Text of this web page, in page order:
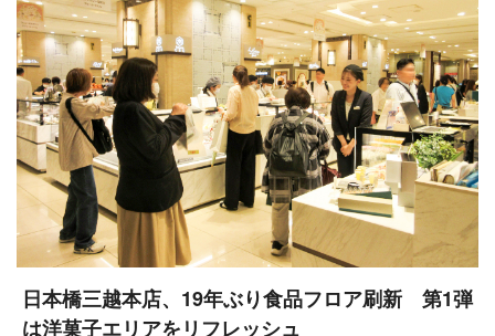
日本橋三越本店、19年ぶり食品フロア刷新 第1弾
は洋菓子エリアをリフレッシュ